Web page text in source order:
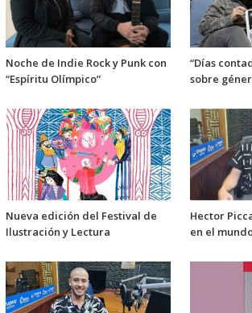
Noche de Indie Rock y Punk con
“Espíritu Olímpico”
“Días
sobre
Nueva edición del Festival de
Ilustración y Lectura
Hector
en el